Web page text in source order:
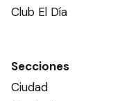
Club El Día
Secciones
Ciudad